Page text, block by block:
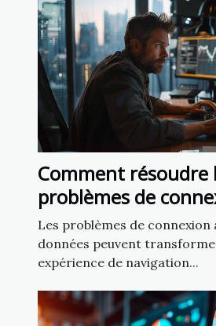
Comment résoudre
problèmes de
base de données
web
Les problèmes de connexion
données peuvent
expérience de navigation...